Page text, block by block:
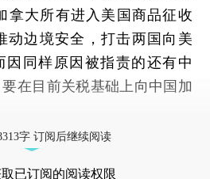
拿大所有进入美国商品征收
动边境安全，打击两国向美
因同样原因被指责的还有中
在目前关税基础上向中国加
字 订阅后继续阅读
取已订阅的阅读权限